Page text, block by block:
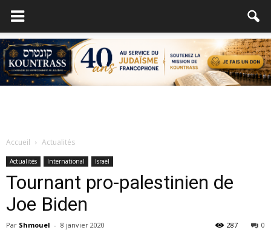
Accueil Actualités
Actualités International Israël
Tournant pro-palestinien de
Joe Biden
Par Shmouel - 8 janvier 2020 0
287